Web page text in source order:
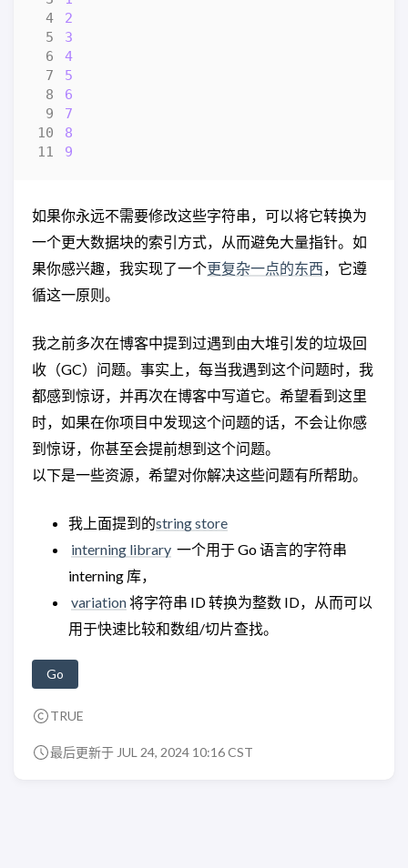
2
3
4
5
6
7
8
9
如果你永远不需要修改这些字符串，可以将它转换为
一个更大数据块的索引方式，从而避免大量指针。如
果你感兴趣，我实现了一个更复杂一点的东西，它遵
循这一原则。
我之前多次在博客中提到过遇到由大堆引发的垃圾回
收（GC）问题。事实上，每当我遇到这个问题时，我
都感到惊讶，并再次在博客中写道它。希望看到这里
时，如果在你项目中发现这个问题的话，不会让你感
到惊讶，你甚至会提前想到这个问题。
以下是一些资源，希望对你解决这些问题有所帮助。
我上面提到的string store
interning library 一个用于 Go 语言的字符串
interning 库，
variation将字符串 ID 转换为整数 ID，从而可以
用于快速比较和数组/切片查找。
Go
TRUE
最后更新于 JUL 24, 2024 10:16 CST